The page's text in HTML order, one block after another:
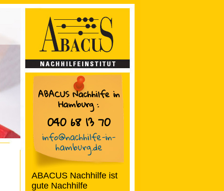
ABACUS Nachhilfe in
Hamburg:
040 68 13 70
info@nachhilfe-in-
hamburg.de
ABACUS Nachhilfe ist
gute Nachhilfe